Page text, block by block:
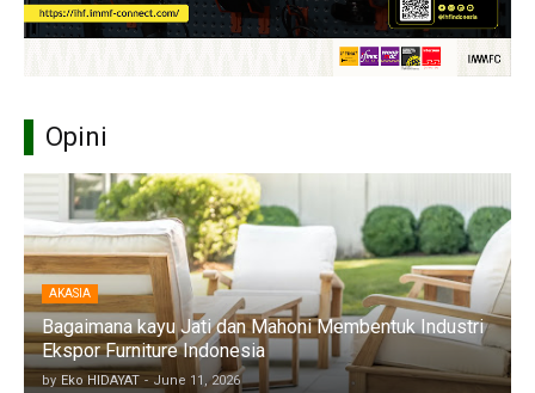
Opini
AKASIA
Bagaimana kayu Jati dan Mahoni Membentuk Industri
Ekspor Furniture Indonesia
by Eko HIDAYAT - June 11, 2026